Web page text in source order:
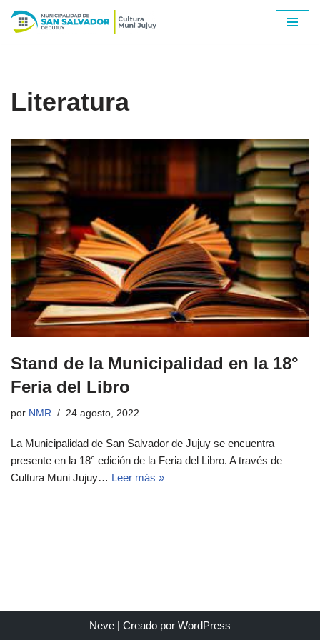
Literatura
Stand de la Municipalidad en la 18°
Feria del Libro
por NMR 24 agosto, 2022
La Municipalidad de San Salvador de Jujuy se encuentra
presente en la 18° edición de la Feria del Libro. A través de
Cultura Muni Jujuy… Leer más »
Neve | Creado por WordPress